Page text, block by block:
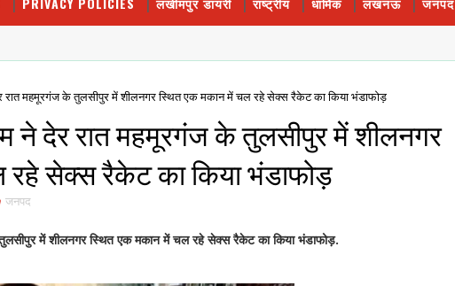
रात महमूरगंज के तुलसीपुर में शीलनगर स्थित एक मकान में चल रहे सेक्स रैकेट का किया भंडाफोड़
ने देर रात महमूरगंज के तुलसीपुर में शीलनगर
सेक्स रैकेट का किया भंडाफोड़
जनपद
में शीलनगर स्थित एक मकान में चल रहे सेक्स रैकेट का किया भंडाफोड़.